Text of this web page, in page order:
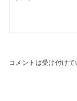
コメントは受け付け